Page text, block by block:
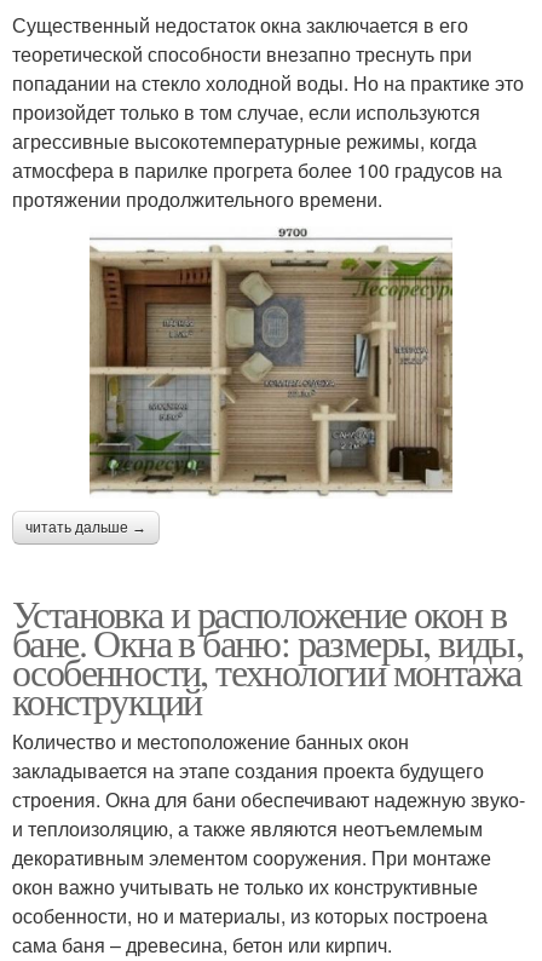
Существенный недостаток окна заключается в его
теоретической способности внезапно треснуть при
попадании на стекло холодной воды. Но на практике это
произойдет только в том случае, если используются
агрессивные высокотемпературные режимы, когда
атмосфера в парилке прогрета более 100 градусов на
протяжении продолжительного времени.
читать дальше →
Установка и расположение окон в
бане. Окна в баню: размеры, виды,
особенности, технологии монтажа
конструкций
Количество и местоположение банных окон
закладывается на этапе создания проекта будущего
строения. Окна для бани обеспечивают надежную звуко-
и теплоизоляцию, а также являются неотъемлемым
декоративным элементом сооружения. При монтаже
окон важно учитывать не только их конструктивные
особенности, но и материалы, из которых построена
сама баня – древесина, бетон или кирпич.